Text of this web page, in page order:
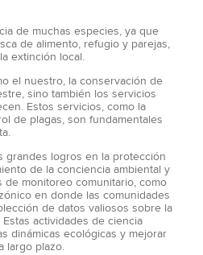
de muchas especies, ya que
de alimento, refugio y parejas,
extinción local.
el nuestro, la conservación de
sino también los servicios
Estos servicios, como la
de plagas, son fundamentales
grandes logros en la protección
de la conciencia ambiental y
de monitoreo comunitario, como
en donde las comunidades
de datos valiosos sobre la
actividades de ciencia
dinámicas ecológicas y mejorar
largo plazo.